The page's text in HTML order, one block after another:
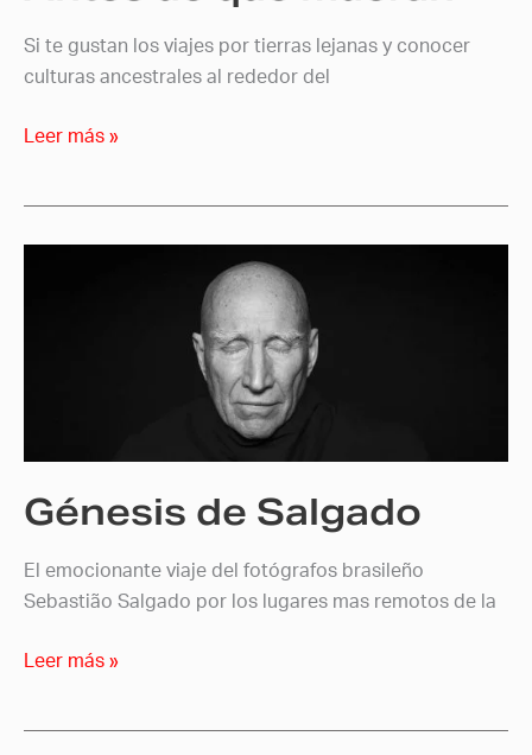
Si te gustan los viajes por tierras lejanas y conocer
culturas ancestrales al rededor del
Leer más »
Génesis de Salgado
El emocionante viaje del fotógrafos brasileño
Sebastião Salgado por los lugares mas remotos de la
Leer más »